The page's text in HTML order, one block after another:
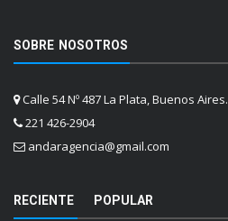
SOBRE NOSOTROS
Calle 54 Nº 487 La Plata, Buenos Aires.
221 426-2904
andaragencia@gmail.com
RECIENTE POPULAR